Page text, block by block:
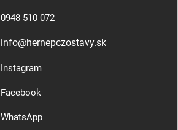
0948 510 072
info@hernepczostavy.sk
Instagram
Facebook
WhatsApp